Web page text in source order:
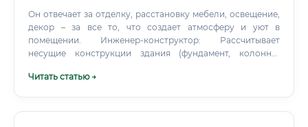
Он отвечает за отделку, расстановку мебели, освещение,
декор – за все то, что создает атмосферу и уют в
помещении. Инженер-конструктор: Рассчитывает
несущие конструкции здания (фундамент, колонны,
Читать статью →